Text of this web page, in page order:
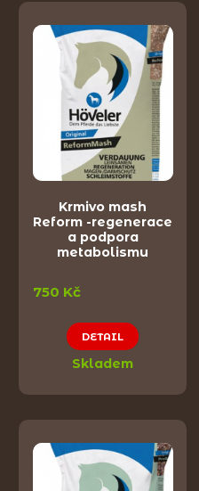
Krmivo mash
Reform -regenerace
a podpora
metabolismu
750 Kč
DETAIL
Skladem